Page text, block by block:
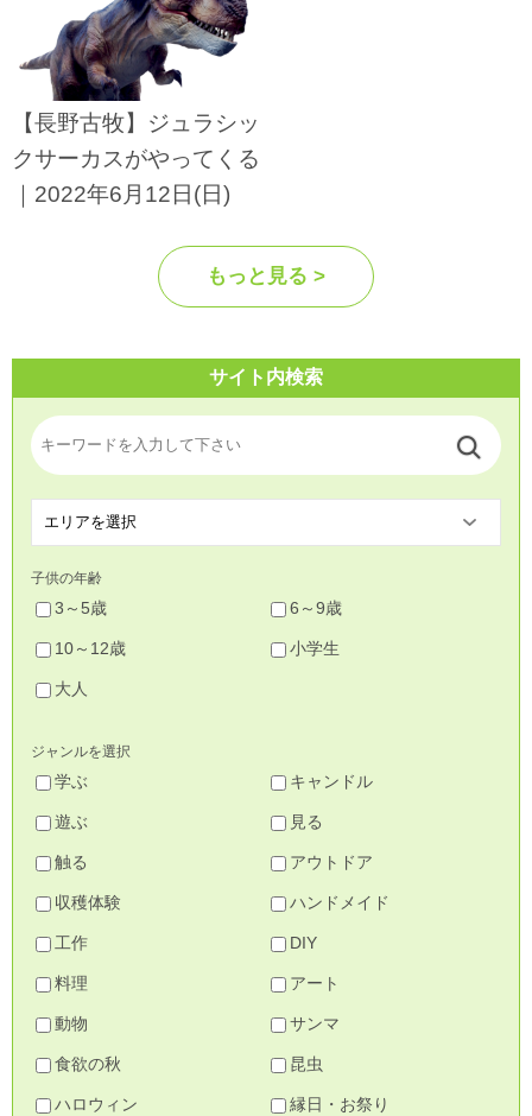
【長野古牧】ジュラシッ
クサーカスがやってくる
｜2022年6月12日(日)
もっと見る >
サイト内検索
子供の年齢
3～5歳 6～9歳
10～12歳 小学生
大人
ジャンルを選択
学ぶ キャンドル
遊ぶ 見る
触る アウトドア
収穫体験 ハンドメイド
工作 DIY
料理 アート
動物 サンマ
食欲の秋 昆虫
ハロウィン 縁日・お祭り